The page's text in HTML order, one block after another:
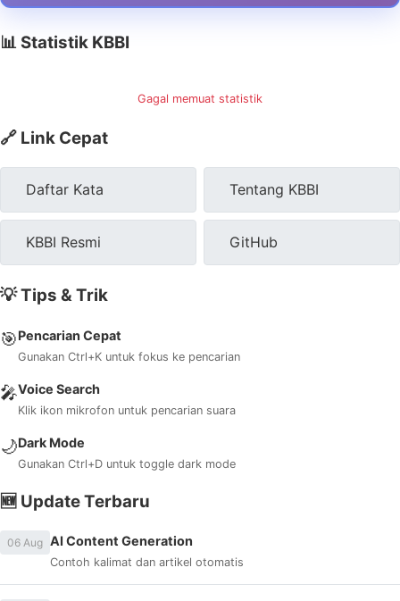
📊 Statistik KBBI
Gagal memuat statistik
🔗 Link Cepat
Daftar Kata Tentang KBBI
KBBI Resmi GitHub
💡 Tips & Trik
🎯Pencarian Cepat
Gunakan Ctrl+K untuk fokus ke pencarian
🎤Voice Search
Klik ikon mikrofon untuk pencarian suara
🌙Dark Mode
Gunakan Ctrl+D untuk toggle dark mode
🆕 Update Terbaru
06 Aug AI Content Generation
Contoh kalimat dan artikel otomatis